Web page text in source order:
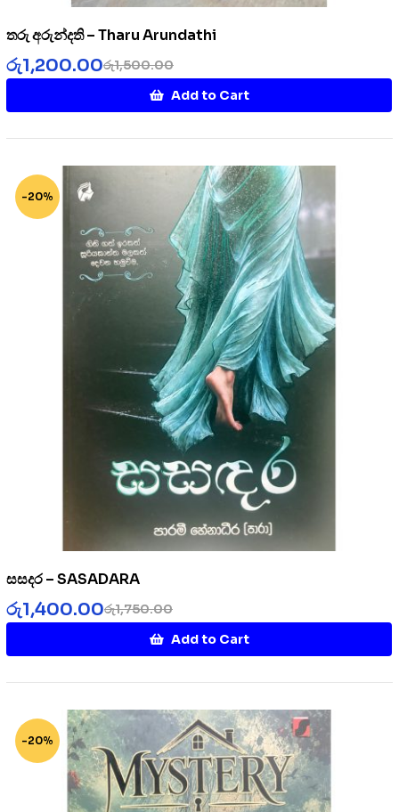
තරු අරුන්දති – Tharu Arundathi
රු1,500.00
රු1,200.00
Add to Cart
-20%
සසදර – SASADARA
රු1,750.00
රු1,400.00
Add to Cart
-20%